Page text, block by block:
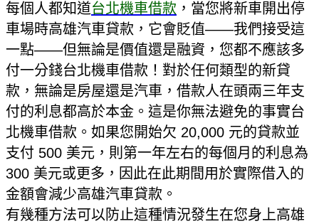
每個人都知道台北機車借款 ，當您將新車開出停
車場時高雄汽車貸款，它會貶值——我們接受這
一點——但無論是價值還是融資，您都不應該多
付一分錢台北機車借款！對於任何類型的新貸
款，無論是房屋還是汽車，借款人在頭兩三年支
付的利息都高於本金。這是你無法避免的事實台
北機車借款。如果您開始欠 20,000 元的貸款並
支付 500 美元，則第一年左右的每個月的利息為
300 美元或更多，因此在此期間用於實際借入的
金額會減少高雄汽車貸款。
有幾種方法可以防止這種情況發生在您身上高雄